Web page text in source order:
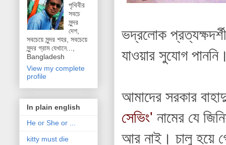
ভদ্রলোক
যাওয়ার সুযোগ
আমাদের সরকার
সেভিং'নামের যে
আর নাই। চালু হয়ে
পৃথিবীর
সবচে
সুন্দর
দেশ,
সবচেয়ে সুন্দর শহর, সবচেয়ে
সুন্দর গ্রাম যেখানে...,
Bangladesh
View my complete
profile
In plain english
He or She or ...
kitty must die